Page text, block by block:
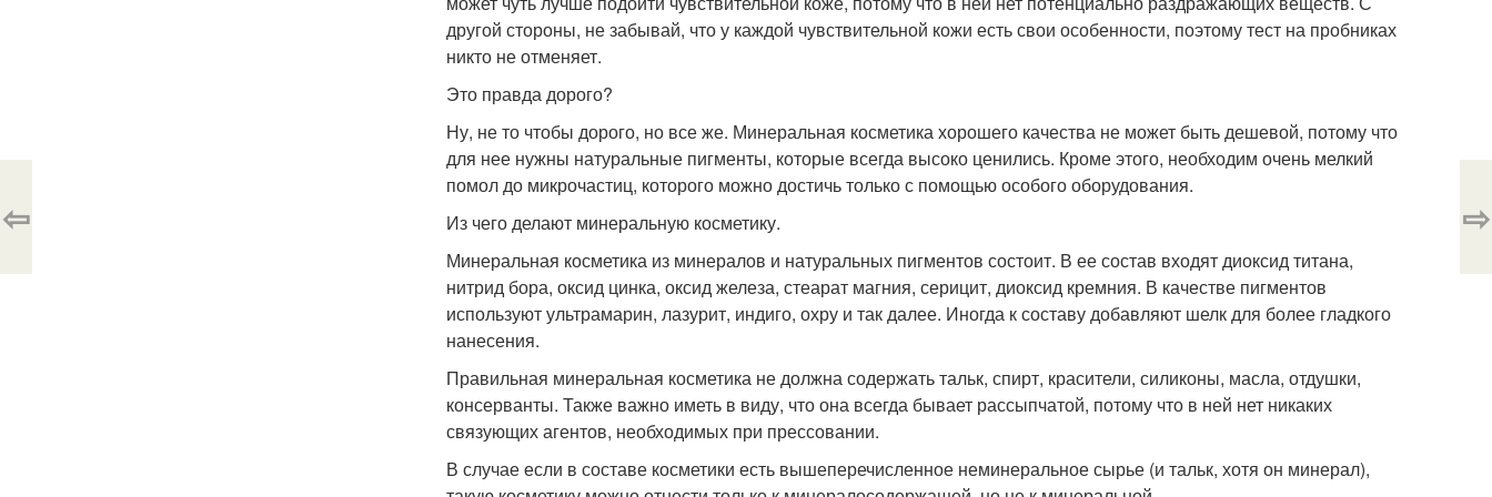
другой стороны, не забывай, что у каждой чувствительной кожи есть свои особенности, поэтому тест на пробниках
никто не отменяет.
Это правда дорого?
Ну, не то чтобы дорого, но все же. Минеральная косметика хорошего качества не может быть дешевой, потому что
для нее нужны натуральные пигменты, которые всегда высоко ценились. Кроме этого, необходим очень мелкий
помол до микрочастиц, которого можно достичь только с помощью особого оборудования.
Из чего делают минеральную косметику.
Минеральная косметика из минералов и натуральных пигментов состоит. В ее состав входят диоксид титана,
нитрид бора, оксид цинка, оксид железа, стеарат магния, серицит, диоксид кремния. В качестве пигментов
используют ультрамарин, лазурит, индиго, охру и так далее. Иногда к составу добавляют шелк для более гладкого
нанесения.
Правильная минеральная косметика не должна содержать тальк, спирт, красители, силиконы, масла, отдушки,
консерванты. Также важно иметь в виду, что она всегда бывает рассыпчатой, потому что в ней нет никаких
связующих агентов, необходимых при прессовании.
В случае если в составе косметики есть вышеперечисленное неминеральное сырье (и тальк, хотя он минерал),
⇦ ⇨